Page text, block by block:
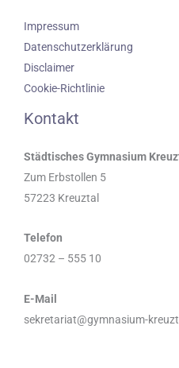
Impressum
Datenschutzerklärung
Disclaimer
Cookie-Richtlinie
Kontakt
Städtisches Gymnasium
Zum Erbstollen 5
57223 Kreuztal
Telefon
02732 – 555 10
E-Mail
sekretariat@gymnasium-